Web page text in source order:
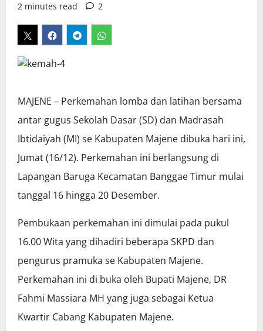
2 minutes read
2
MAJENE – Perkemahan lomba dan latihan bersama
antar gugus Sekolah Dasar (SD) dan Madrasah
Ibtidaiyah (MI) se Kabupaten Majene dibuka hari ini,
Jumat (16/12). Perkemahan ini berlangsung di
Lapangan Baruga Kecamatan Banggae Timur mulai
tanggal 16 hingga 20 Desember.
Pembukaan perkemahan ini dimulai pada pukul
16.00 Wita yang dihadiri beberapa SKPD dan
pengurus pramuka se Kabupaten Majene.
Perkemahan ini di buka oleh Bupati Majene, DR
Fahmi Massiara MH yang juga sebagai Ketua
Kwartir Cabang Kabupaten Majene.